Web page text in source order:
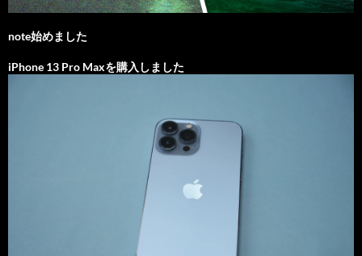
note始めました
iPhone 13 Pro Maxを購入しました